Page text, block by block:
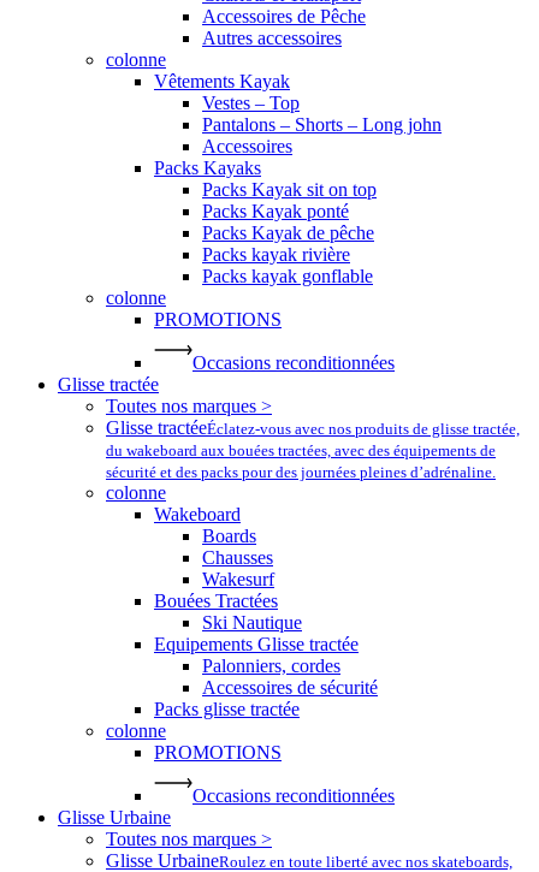
Accessoires de Pêche
Autres accessoires
colonne
Vêtements Kayak
Vestes – Top
Pantalons – Shorts – Long john
Accessoires
Packs Kayaks
Packs Kayak sit on top
Packs Kayak ponté
Packs Kayak de pêche
Packs kayak rivière
Packs kayak gonflable
colonne
PROMOTIONS
Occasions reconditionnées
Glisse tractée
Toutes nos marques >
Glisse tractéeÉclatez-vous avec nos produits de glisse tractée,
du wakeboard aux bouées tractées, avec des équipements de
sécurité et des packs pour des journées pleines d’adrénaline.
colonne
Wakeboard
Boards
Chausses
Wakesurf
Bouées Tractées
Ski Nautique
Equipements Glisse tractée
Palonniers, cordes
Accessoires de sécurité
Packs glisse tractée
colonne
PROMOTIONS
Occasions reconditionnées
Glisse Urbaine
Toutes nos marques >
Glisse UrbaineRoulez en toute liberté avec nos skateboards,